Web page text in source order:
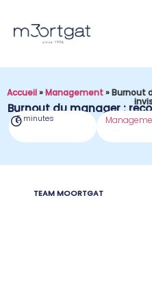
Accueil»Management»Burnout
Burnout du manager :
5 minutes
TEAM MOORTGAT